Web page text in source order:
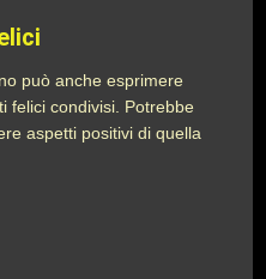
può anche esprimere
felici condivisi. Potrebbe
aspetti positivi di quella